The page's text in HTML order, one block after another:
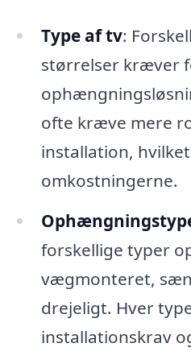
Type af tv:
størrelser kræver
ofte kræve mere
installation,
omkostningerne.
forskellige typer
vægmonteret,
drejeligt. Hver
installationskrav